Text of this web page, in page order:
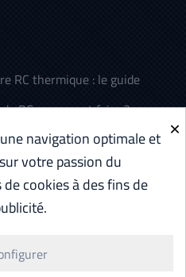
RC thermique : le guide
RC : comment faire ?
(RC)
: comment choisir
et quel choix
...
×
navigation optimale et
votre passion du
cookies à des fins de